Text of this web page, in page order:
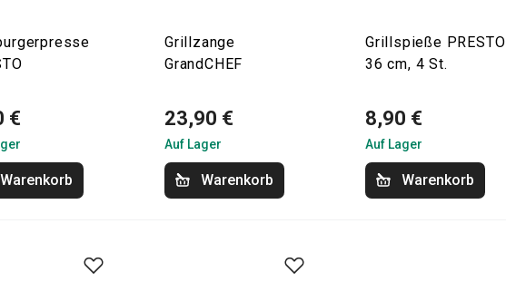
€
Warenkorb
Grillzange
GrandCHEF
23,90 €
Auf Lager
Warenkorb
Grillspieße PRESTO
36 cm, 4 St.
8,90 €
Auf Lager
Warenkorb